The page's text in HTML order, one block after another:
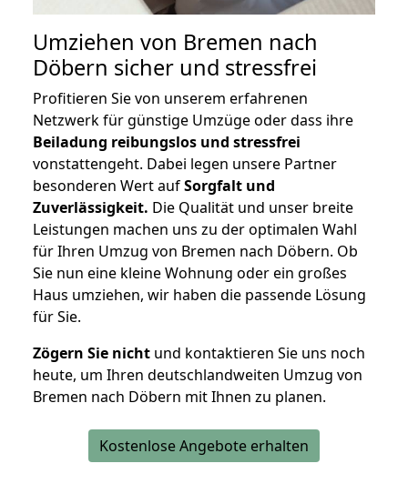
Umziehen von Bremen nach
Döbern sicher und stressfrei
Profitieren Sie von unserem erfahrenen
Netzwerk für günstige Umzüge oder dass ihre
Beiladung reibungslos und stressfrei
vonstattengeht. Dabei legen unsere Partner
besonderen Wert aufSorgfalt und
Zuverlässigkeit. Die Qualität und unser breite
Leistungen machen uns zu der optimalen Wahl
für Ihren Umzug von Bremen nach Döbern. Ob
Sie nun eine kleine Wohnung oder ein großes
Haus umziehen, wir haben die passende Lösung
für Sie.
Zögern Sie nicht und kontaktieren Sie uns noch
heute, um Ihren deutschlandweiten Umzug von
Bremen nach Döbern mit Ihnen zu planen.
Kostenlose Angebote erhalten